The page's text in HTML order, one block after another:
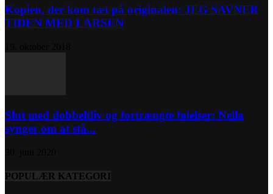
Kopien, der kom tæt på originalen: JEG SAVNER
TIDEN MED LARSEN
Slut med dobbeltliv og fortrængte følelser: Nella
synger om at stå...
POPULÆR KATEGORI